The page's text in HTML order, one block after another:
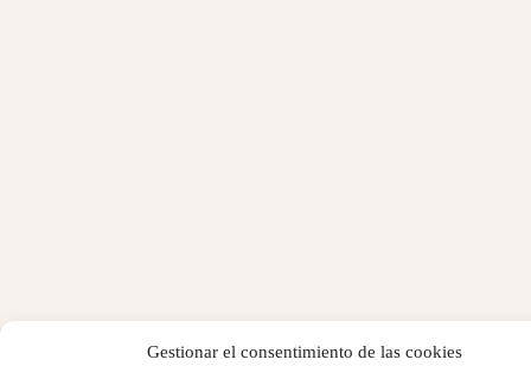
Gestionar el consentimiento de las cookies